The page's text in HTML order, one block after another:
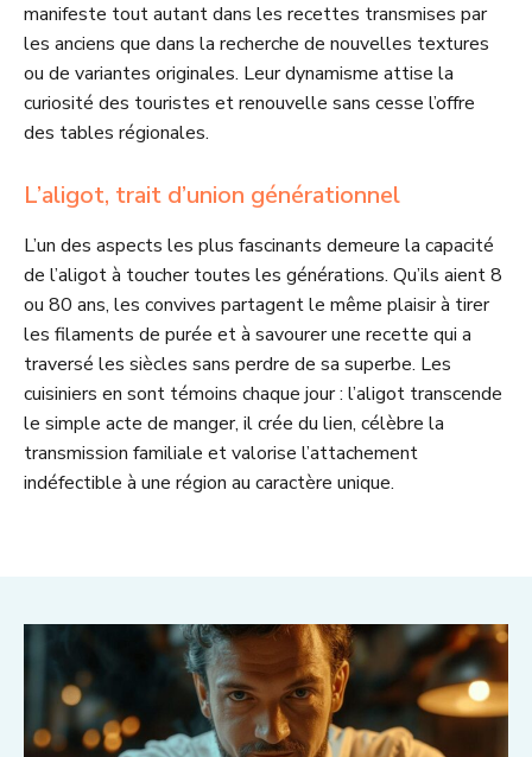
manifeste tout autant dans les recettes transmises par
les anciens que dans la recherche de nouvelles textures
ou de variantes originales. Leur dynamisme attise la
curiosité des touristes et renouvelle sans cesse l’offre
des tables régionales.
L’aligot, trait d’union générationnel
L’un des aspects les plus fascinants demeure la capacité
de l’aligot à toucher toutes les générations. Qu’ils aient 8
ou 80 ans, les convives partagent le même plaisir à tirer
les filaments de purée et à savourer une recette qui a
traversé les siècles sans perdre de sa superbe. Les
cuisiniers en sont témoins chaque jour : l’aligot transcende
le simple acte de manger, il crée du lien, célèbre la
transmission familiale et valorise l’attachement
indéfectible à une région au caractère unique.